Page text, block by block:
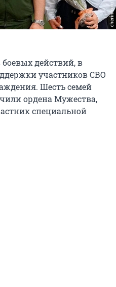
действий, в
участников СВО
Шесть семей
ордена Мужества,
специальной